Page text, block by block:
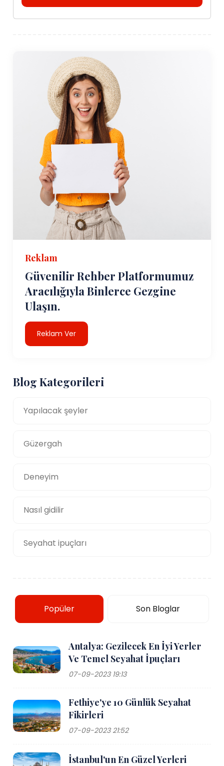
Reklam
Güvenilir Rehber Platformumuz
Aracılığıyla Binlerce Gezgine
Ulaşın.
Reklam Ver
Blog Kategorileri
Yapılacak şeyler
Güzergah
Deneyim
Nasıl gidilir
Seyahat ipuçları
Popüler Son Bloglar
Antalya: Gezilecek En İyi Yerler
Ve Temel Seyahat İpuçları
07-09-2023 19:13
Fethiye'ye 10 Günlük Seyahat
Fikirleri
07-09-2023 21:52
İstanbul'un En Güzel Yerleri